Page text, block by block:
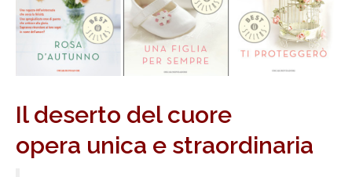
Il deserto del cuore
opera unica e straordinaria